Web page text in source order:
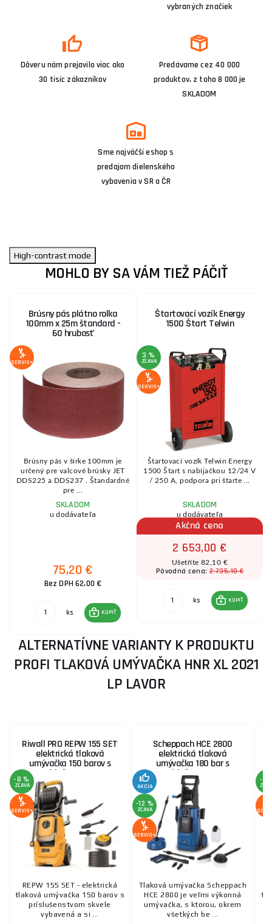
vybraných značiek
Dôveru nám prejavilo viac ako
30 tisíc zákazníkov
Predávame cez 40 000
produktov, z toho 8 000 je
SKLADOM
Sme najväčší eshop s
predajom dielenského
vybavenia v SR a ČR
High-contrast mode
MOHLO BY SA VÁM TIEŽ PÁČIŤ
Brúsny pás plátno rolka
100mm x 25m štandard -
60 hrubosť
SERVIS+
Brúsny pás v šírke 100mm je
určený pre valcové brúsky JET
DDS225 a DDS237 . Štandardné
pre ...
SKLADOM
u dodávateľa
75,20 €
Bez DPH 62,00 €
ks KÚPIŤ
Štartovací vozík Energy
1500 Štart Telwin
3 %
ZĽAVA
SERVIS+
Štartovací vozík Telwin Energy
1500 Štart s nabíjačkou 12/24 V
/ 250 A, podpora pri štarte ...
SKLADOM
u dodávateľa
Akčná cena
2 653,00 €
Ušetříte 82,10 €
Pôvodná cena:2 735,10 €
ks KÚPIŤ
ALTERNATÍVNE VARIANTY K PRODUKTU
PROFI TLAKOVÁ UMÝVAČKA HNR XL 2021
LP LAVOR
Riwall PRO REPW 155 SET
elektrická tlaková
umývačka 150 barov s
príslušenstvom
-8 %
ZĽAVA
SERVIS+
REPW 155 SET - elektrická
tlaková umývačka 150 barov s
príslušenstvom skvele
vybavená a si ...
Scheppach HCE 2800
elektrická tlaková
umývačka 180 bar s
príslušenstvom
AKCIA
-12 %
ZĽAVA
SERVIS+
Tlaková umývačka Scheppach
HCE 2800 je veľmi výkonná
umývačka, s ktorou, okrem
všetkých be ...
-8